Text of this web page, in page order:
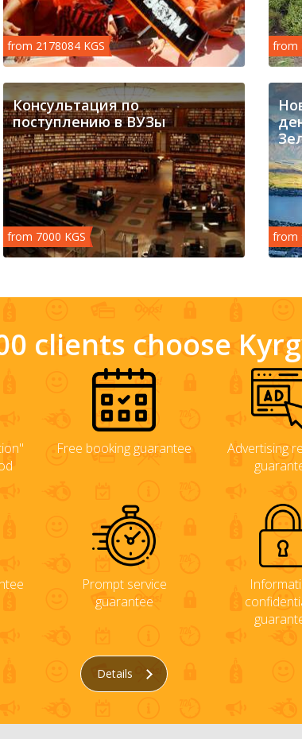
from 2178084 KGS from
Консультация по
поступлению в ВУЗы
from 7000 KGS from
clients choose
Free booking guarantee
Advertising
Prompt service
guarantee
Details